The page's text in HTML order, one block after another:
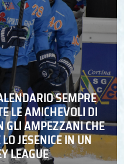
SEMPRE
LE AMICHEVOLI DI
GLI AMPEZZANI CHE
JESENICE IN UN
LEAGUE